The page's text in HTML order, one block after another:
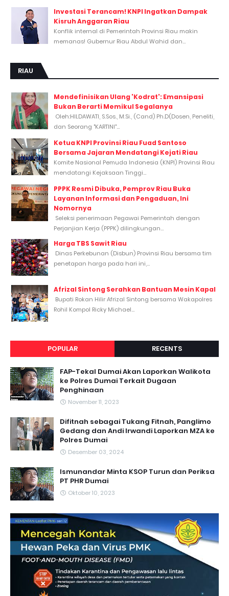
Investasi Terancam! KNPI Ingatkan Dampak
Kisruh Anggaran Riau
Konflik internal di Pemerintah Provinsi Riau makin
memanas! Gubernur Riau Abdul Wahid dan...
RIAU
Mendefinisikan Ulang 'Kodrat': Emansipasi
Bukan Berarti Memikul Segalanya
Oleh:HILDAWATI, S.Sos., M.Si., (Cand) Ph.D(Dosen, Peneliti,
dan Seorang "KARTINI"...
Ketua KNPI Provinsi Riau Fuad Santoso
Bersama Jajaran Mendatangi Kejati Riau
Komite Nasional Pemuda Indonesia (KNPI) Provinsi Riau
mendatangi Kejaksaan Tinggi...
PPPK Resmi Dibuka, Pemprov Riau Buka
Layanan Informasi dan Pengaduan, Ini
Nomornya
Seleksi penerimaan Pegawai Pemerintah dengan
Perjanjian Kerja (PPPK) dilingkungan...
Harga TBS Sawit Riau
Dinas Perkebunan (Disbun) Provinsi Riau bersama tim
penetapan harga pada hari ini,...
Afrizal Sintong Serahkan Bantuan Mesin Kapal
Bupati Rokan Hilir Afrizal Sintong bersama Wakapolres
Rohil Kompol Ricky Michael...
POPULAR RECENTS
FAP-Tekal Dumai Akan Laporkan Walikota
ke Polres Dumai Terkait Dugaan
Penghinaan
November 11, 2023
Difitnah sebagai Tukang Fitnah, Panglimo
Gedang dan Andi Irwandi Laporkan MZA ke
Polres Dumai
Desember 03, 2024
Ismunandar Minta KSOP Turun dan Periksa
PT PHR Dumai
Oktober 10, 2023